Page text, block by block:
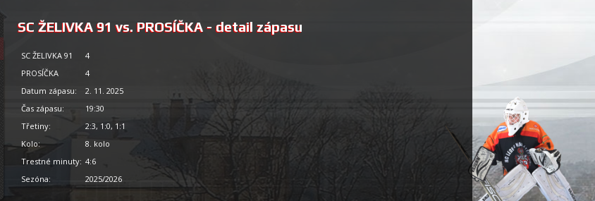
SC ŽELIVKA 91 vs. PROSÍČKA - detail zápasu
SC ŽELIVKA 91
4
PROSÍČKA
4
Datum zápasu:
2. 11. 2025
Čas zápasu:
19:30
Třetiny:
2:3, 1:0, 1:1
Kolo:
8. kolo
Trestné minuty: 4:6
Sezóna:
2025/2026